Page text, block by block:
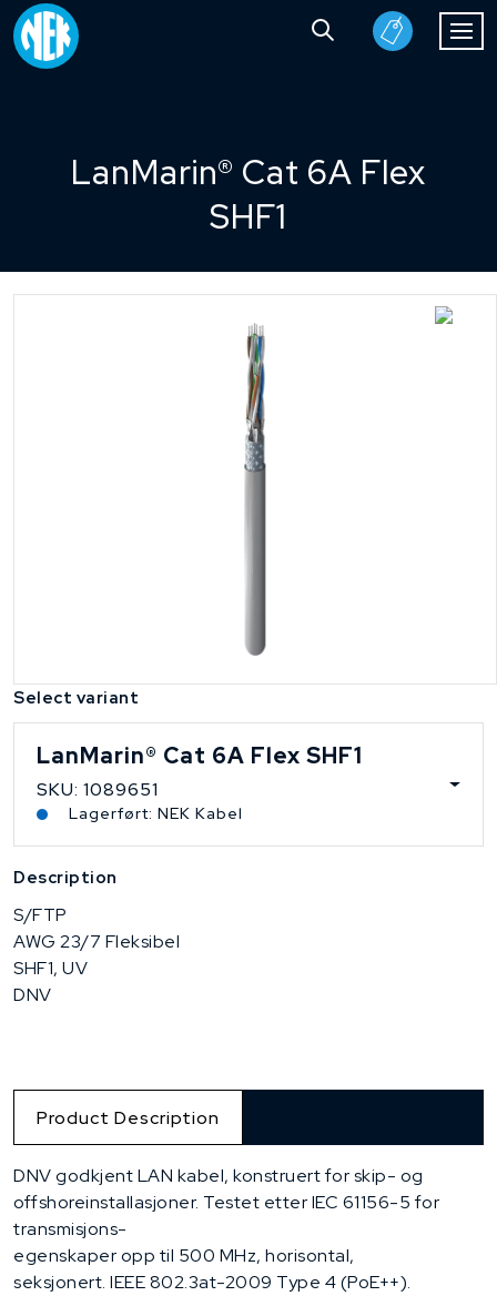
LanMarin® Cat 6A Flex
SHF1
Select variant
LanMarin® Cat 6A Flex SHF1
SKU: 1089651
Lagerført: NEK Kabel
Description
S/FTP
AWG 23/7 Fleksibel
SHF1, UV
DNV
Product Description
DNV godkjent LAN kabel, konstruert for skip- og
offshoreinstallasjoner. Testet etter IEC 61156-5 for
transmisjons-
egenskaper opp til 500 MHz, horisontal,
seksjonert. IEEE 802.3at-2009 Type 4 (PoE++).